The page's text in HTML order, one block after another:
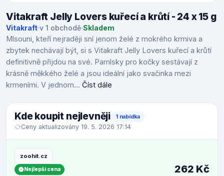
Vitakraft Jelly Lovers kuřecí a krůtí - 24 x 15 g
Vitakraft·v 1 obchodě·Skladem
Mlsouni, kteří nejraději sní jenom želé z mokrého krmiva a
zbytek nechávají být, si s Vitakraft Jelly Lovers kuřecí a krůtí
definitivně přijdou na své. Pamlsky pro kočky sestávají z
krásně měkkého želé a jsou ideální jako svačinka mezi
krmeními. V jednom... Číst dále
Kde koupit nejlevněji 1 nabídka
Ceny aktualizovány 19. 5. 2026 17:14
zoohit.cz
Nejlepší cena 262 Kč